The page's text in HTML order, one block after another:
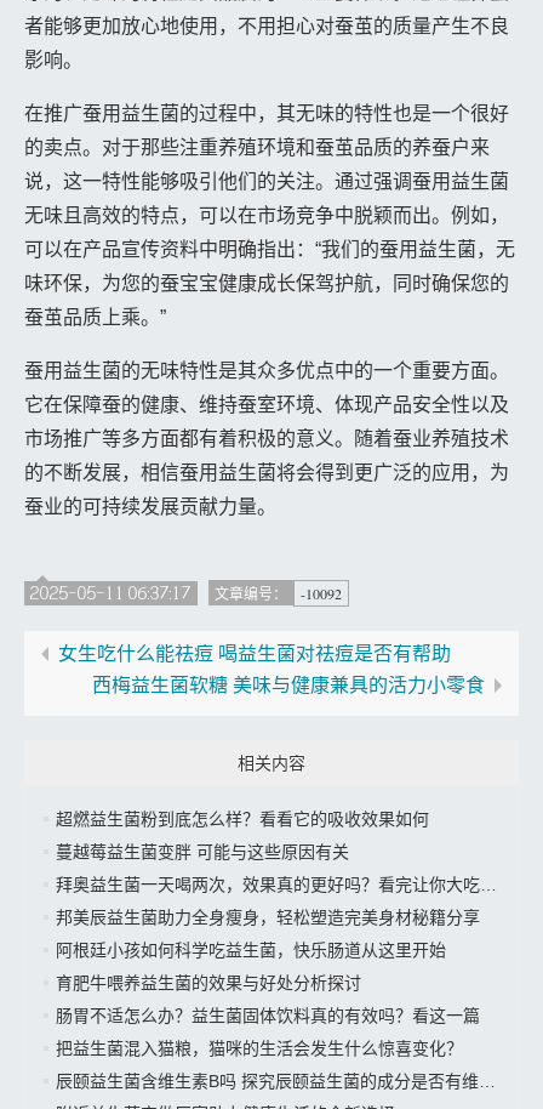
者能够更加放心地使用，不用担心对蚕茧的质量产生不良
影响。
在推广蚕用益生菌的过程中，其无味的特性也是一个很好
的卖点。对于那些注重养殖环境和蚕茧品质的养蚕户来
说，这一特性能够吸引他们的关注。通过强调蚕用益生菌
无味且高效的特点，可以在市场竞争中脱颖而出。例如，
可以在产品宣传资料中明确指出：“我们的蚕用益生菌，无
味环保，为您的蚕宝宝健康成长保驾护航，同时确保您的
蚕茧品质上乘。”
蚕用益生菌的无味特性是其众多优点中的一个重要方面。
它在保障蚕的健康、维持蚕室环境、体现产品安全性以及
市场推广等多方面都有着积极的意义。随着蚕业养殖技术
的不断发展，相信蚕用益生菌将会得到更广泛的应用，为
蚕业的可持续发展贡献力量。
2025-05-11 06:37:17 文章编号： -10092
女生吃什么能祛痘 喝益生菌对祛痘是否有帮助
西梅益生菌软糖 美味与健康兼具的活力小零食
相关内容
超燃益生菌粉到底怎么样？看看它的吸收效果如何
蔓越莓益生菌变胖 可能与这些原因有关
拜奥益生菌一天喝两次，效果真的更好吗？看完让你大吃一惊
邦美辰益生菌助力全身瘦身，轻松塑造完美身材秘籍分享
阿根廷小孩如何科学吃益生菌，快乐肠道从这里开始
育肥牛喂养益生菌的效果与好处分析探讨
肠胃不适怎么办？益生菌固体饮料真的有效吗？看这一篇
把益生菌混入猫粮，猫咪的生活会发生什么惊喜变化？
辰颐益生菌含维生素B吗 探究辰颐益生菌的成分是否有维生素B